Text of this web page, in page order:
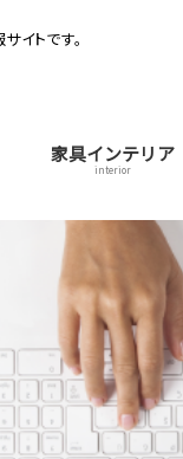
イトです。
家具インテリア
interior